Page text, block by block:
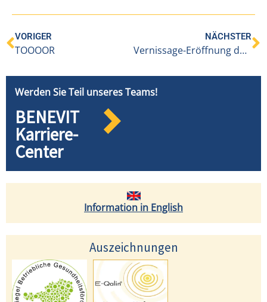
VORIGER
TOOOOR
NÄCHSTER
Vernissage-Eröffnung des Künstlers Erhard Kirschner
Werden Sie Teil unseres Teams!
BENEVIT
Karriere-
Center
Information in English
Auszeichnungen